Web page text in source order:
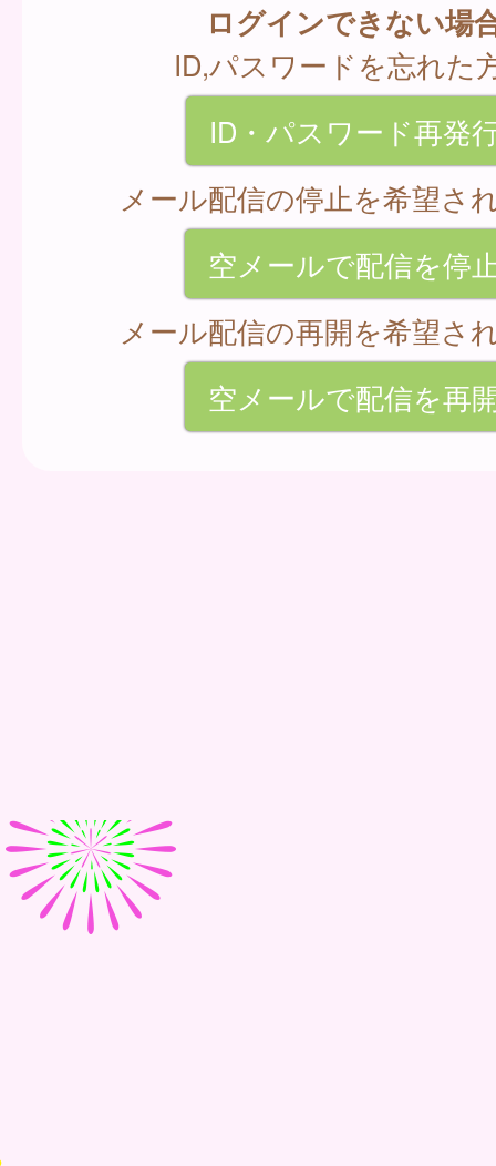
ログインできない場
ID,パスワードを忘れた
ID・パスワード再発
メール配信の停止を希望さ
空メールで配信を停
メール配信の再開を希望さ
空メールで配信を再